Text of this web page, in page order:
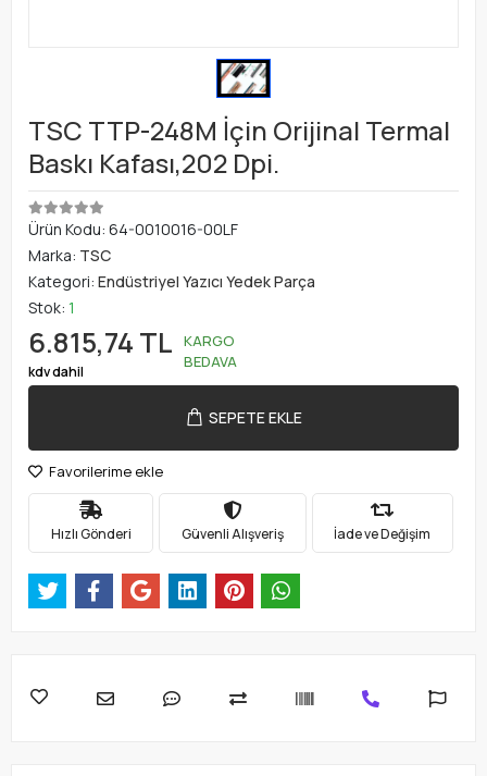
TSC TTP-248M İçin Orijinal Termal
Baskı Kafası,202 Dpi.
Ürün Kodu: 64-0010016-00LF
Marka: TSC
Kategori: Endüstriyel Yazıcı Yedek Parça
Stok: 1
6.815,74 TL
kdv dahil
KARGO
BEDAVA
SEPETE EKLE
Favorilerime ekle
Hızlı Gönderi Güvenli Alışveriş İade ve Değişim